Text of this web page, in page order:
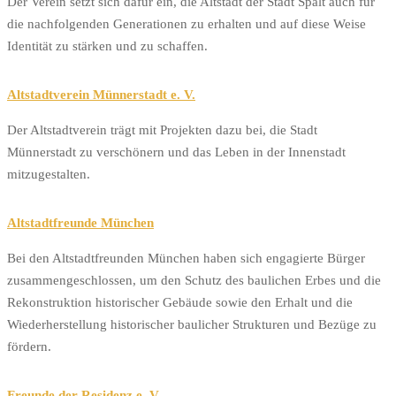
die nachfolgenden Generationen zu erhalten und auf diese Weise
Identität zu stärken und zu schaffen.
Altstadtverein Münnerstadt e. V.
Der Altstadtverein trägt mit Projekten dazu bei, die Stadt
Münnerstadt zu verschönern und das Leben in der Innenstadt
mitzugestalten.
Altstadtfreunde München
Bei den Altstadtfreunden München haben sich engagierte Bürger
zusammengeschlossen, um den Schutz des baulichen Erbes und die
Rekonstruktion historischer Gebäude sowie den Erhalt und die
Wiederherstellung historischer baulicher Strukturen und Bezüge zu
fördern.